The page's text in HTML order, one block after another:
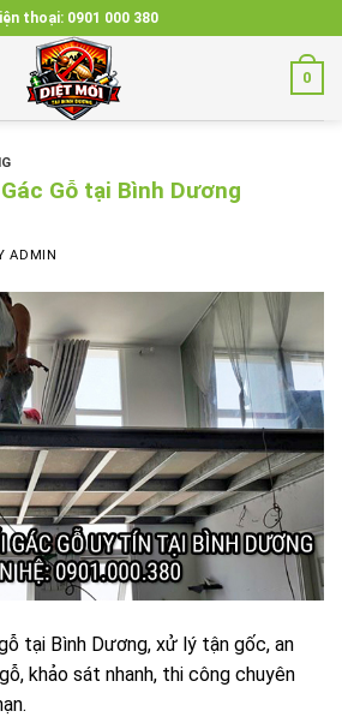
thoại: 0901 000 380
0
Gỗ tại Bình Dương
ADMIN
tại Bình Dương, xử lý tận gốc, an
khảo sát nhanh, thi công chuyên